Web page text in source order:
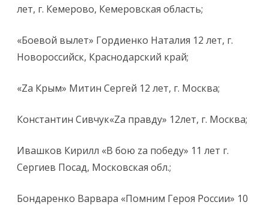
лет, г. Кемерово, Кемеровская область;
«Боевой вылет» Гордиенко Наталия 12 лет, г.
Новороссийск, Краснодарский край;
«Zа Крым» Митин Сергей 12 лет, г. Москва;
Константин Сивчук«Zа правду» 12лет, г. Москва;
Ивашков Кирилл «В бою za победу» 11 лет г.
Сергиев Посад, Московская обл.;
Бондаренко Варвара «Помним Героя России» 10